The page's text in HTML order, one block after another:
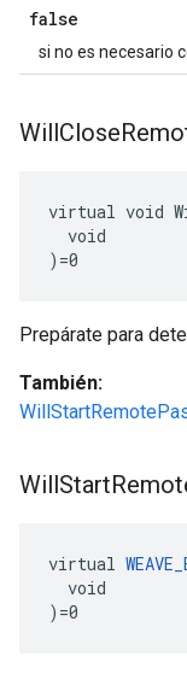
false
si no es necesario
WillClose
virtual void
  void
)=0
Prepárate para
También:
WillStart
virtual
  void
)=0